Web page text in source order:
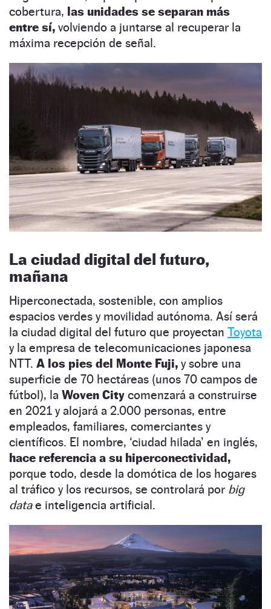
cobertura, las unidades se separan más
entre sí, volviendo a juntarse al recuperar la
máxima recepción de señal.
La ciudad digital del futuro,
mañana
Hiperconectada, sostenible, con amplios
espacios verdes y movilidad autónoma. Así será
la ciudad digital del futuro que proyectan Toyota
y la empresa de telecomunicaciones japonesa
NTT. A los pies del Monte Fuji, y sobre una
superficie de 70 hectáreas (unos 70 campos de
fútbol), la Woven City comenzará a construirse
en 2021 y alojará a 2.000 personas, entre
empleados, familiares, comerciantes y
científicos. El nombre, ‘ciudad hilada’ en inglés,
hace referencia a su hiperconectividad,
porque todo, desde la domótica de los hogares
al tráfico y los recursos, se controlará por big
datae inteligencia artificial.